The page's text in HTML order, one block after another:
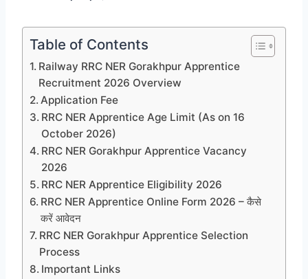
Table of Contents
Railway RRC NER Gorakhpur Apprentice
Recruitment 2026 Overview
Application Fee
RRC NER Apprentice Age Limit (As on 16
October 2026)
RRC NER Gorakhpur Apprentice Vacancy
2026
RRC NER Apprentice Eligibility 2026
RRC NER Apprentice Online Form 2026 – कैसे
करें आवेदन
RRC NER Gorakhpur Apprentice Selection
Process
Important Links